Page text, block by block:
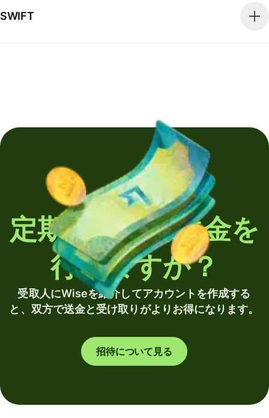
SWIFT
定期的に海外送金を
行いますか？
受取人にWiseを紹介してアカウントを作成する
と、双方で送金と受け取りがよりお得になります。
招待について見る